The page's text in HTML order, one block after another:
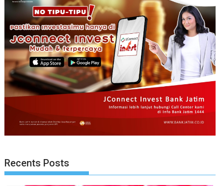
Recents Posts